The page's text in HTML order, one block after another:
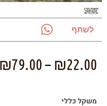
לשתף
₪22.00
–
₪79.00
משקל כללי